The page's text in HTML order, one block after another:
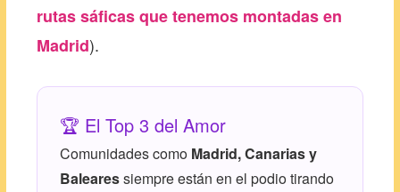
rutas sáficas que tenemos montadas en
Madrid).
🏆 El Top 3 del Amor
Comunidades como Madrid, Canarias y
Balearessiempre están en el podio tirando